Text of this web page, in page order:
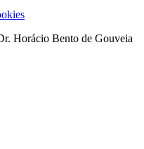
Horácio Bento de Gouveia